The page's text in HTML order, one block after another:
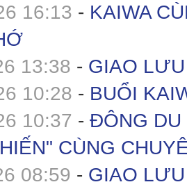
16:13 - KAIWA
13:38 - GIAO
10:28 - BUỔI
10:37 - ĐÔNG DU
CÙNG
08:59 - GIAO